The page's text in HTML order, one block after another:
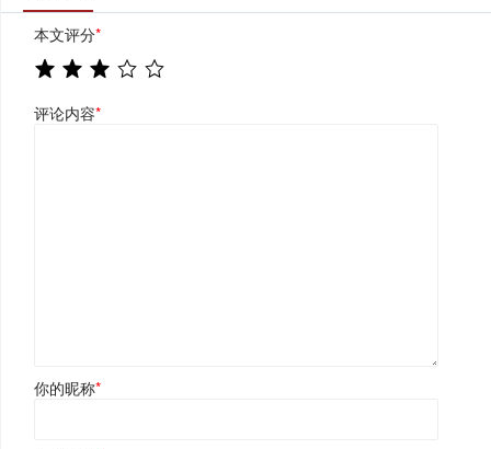
本文评分*
评论内容*
你的昵称*